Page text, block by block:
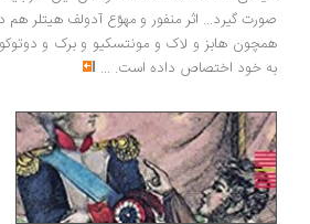
صورت گیرد... اثر منفور و مهوّع آدولف هیتلر هم
همچون هابز و لاک و مونتسکیو و برک و
به خود اختصاص داده است. ...